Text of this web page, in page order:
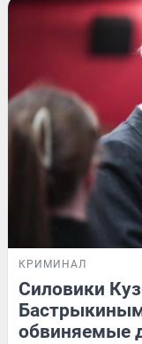
КРИМИНАЛ
Силовики
обвиняемые